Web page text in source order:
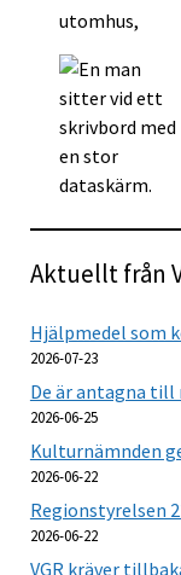
Aktuellt från
Hjälpmedel som
2026-07-23
De är antagna
2026-06-25
Kulturnämnden
2026-06-22
Regionstyrelsen
2026-06-22
VGR kräver